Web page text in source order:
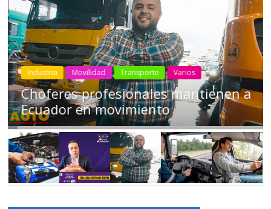
Industria Movilidad Transporte Varios
Choferes profesionales mantienen a
Ecuador en movimiento